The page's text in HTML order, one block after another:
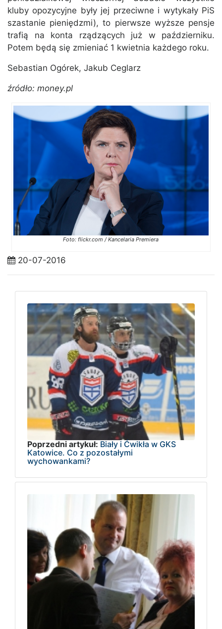
kluby opozycyjne były jej przeciwne i wytykały PiS
szastanie pieniędzmi), to pierwsze wyższe pensje
trafią na konta rządzących już w październiku.
Potem będą się zmieniać 1 kwietnia każdego roku.
Sebastian Ogórek, Jakub Ceglarz
źródło: money.pl
Foto: flickr.com / Kancelaria Premiera
20-07-2016
Poprzedni artykuł: Biały i Ćwikła w GKS
Katowice. Co z pozostałymi
wychowankami?